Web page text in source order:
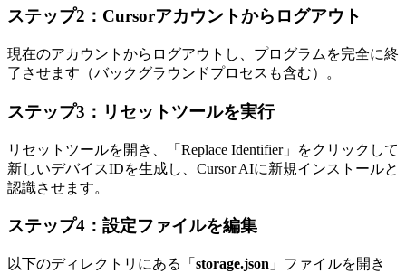
ステップ2：Cursorアカウントからログアウト
現在のアカウントからログアウトし、プログラムを完全に終
了させます（バックグラウンドプロセスも含む）。
ステップ3：リセットツールを実行
リセットツールを開き、「Replace Identifier」をクリックして
新しいデバイスIDを生成し、Cursor AIに新規インストールと
認識させます。
ステップ4：設定ファイルを編集
以下のディレクトリにある「 storage.json 」ファイルを開き